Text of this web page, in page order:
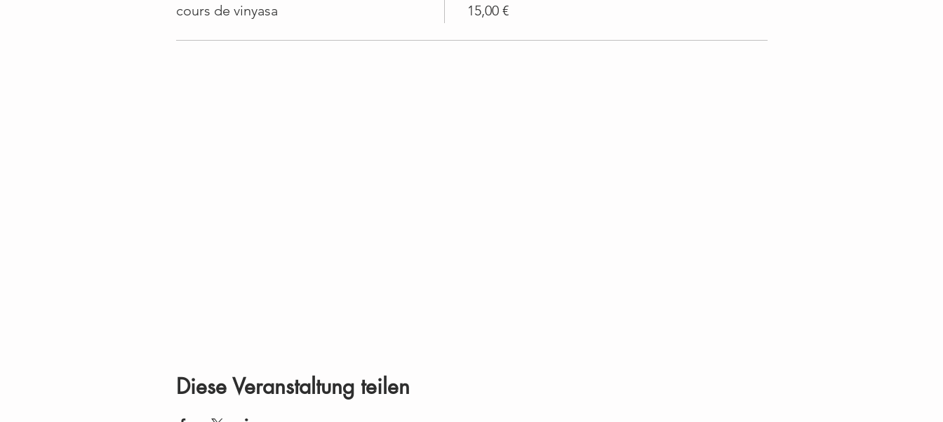
cours de vinyasa 15,00 €
Diese Veranstaltung teilen